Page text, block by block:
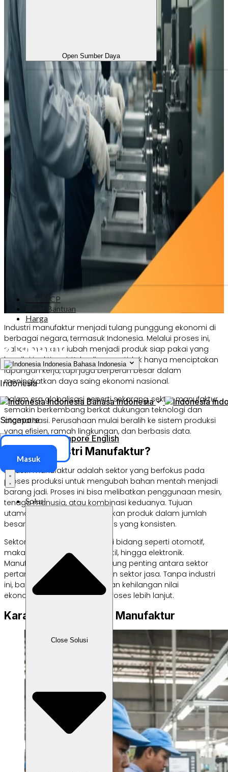
Open Sumber Daya
AI + MCP
Pusat Bantuan
Harga
Indonesia Bahasa Indonesia
Indonesia
Indonesia Bahasa Indonesia
Singapore
Singapore English
Masuk
Solusi
Close Solusi
Industri manufaktur menjadi tulang punggung ekonomi di
berbagai negara, termasuk Indonesia. Melalui proses ini,
bahan mentah diubah menjadi produk siap pakai yang
bernilai jual tinggi. Kehadirannya tidak hanya menciptakan
lapangan kerja, tapi juga berperan besar dalam
meningkatkan daya saing ekonomi nasional.
Dalam era globalisasi seperti sekarang, sektor manufaktur
semakin berkembang berkat dukungan teknologi dan
otomatisasi. Perusahaan mulai beralih ke sistem produksi
yang efisien, ramah lingkungan, dan berbasis data.
Apa Itu Industri Manufaktur?
Industri manufaktur adalah sektor yang berfokus pada
proses produksi untuk mengubah bahan mentah menjadi
barang jadi. Proses ini bisa melibatkan penggunaan mesin,
tenaga manusia, atau kombinasi keduanya. Tujuan
utamanya adalah menghasilkan produk dalam jumlah
besar dengan standar kualitas yang konsisten.
Sektor ini mencakup berbagai bidang seperti otomotif,
makanan dan minuman, tekstil, hingga elektronik.
Manufaktur menjadi penghubung penting antara sektor
pertanian, pertambangan, dan sektor jasa. Tanpa industri
ini, banyak bahan mentah akan kehilangan nilai
ekonominya karena tidak diproses lebih lanjut.
Karakteristik Industri Manufaktur